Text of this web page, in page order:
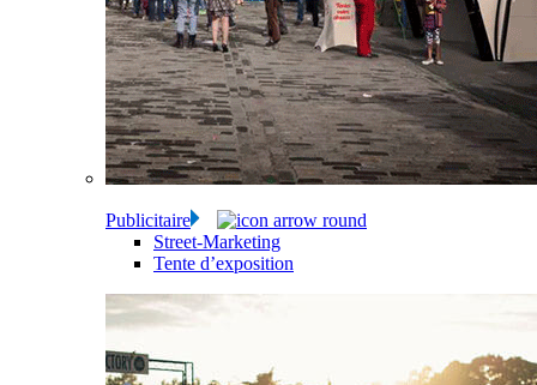
Publicitaire
Street-Marketing
Tente d’exposition